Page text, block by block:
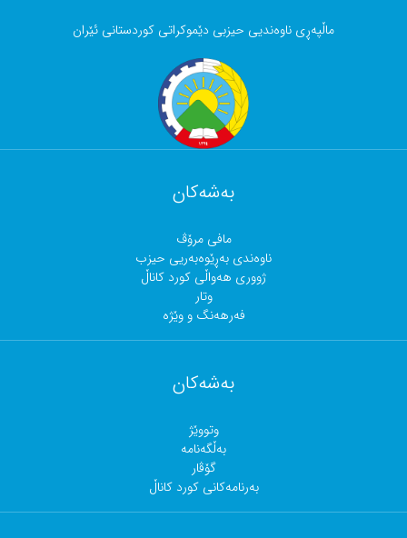
ماڵپەڕی ناوەندیی حیزبی دێموکراتی کوردستانی ئێران
بەشەکان
مافی مرۆڤ
ناوەندی بەڕێوەبەریی حیزب
ژووری هەواڵی کورد کاناڵ
وتار
فەرهەنگ و وێژە
بەشەکان
وتووێژ
بەڵگەنامە
گۆڤار
بەرنامەکانی کورد کاناڵ